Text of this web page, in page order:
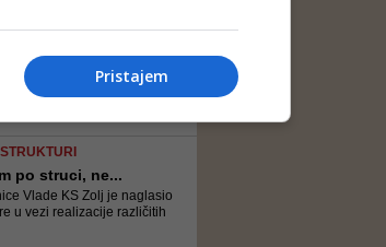
je ono što KS 'vuče...
Forto
po struci, ne...
Vlade KS Zolj je naglasio
u vezi realizacije različitih
Pristajem